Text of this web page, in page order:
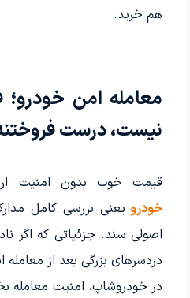
هم خرید.
معامله امن
نیست، درست
قیمت خوب بدون امنیت
خودرو یعنی بررسی کامل
اصولی سند. جزئیاتی که اگر
دردسرهای بزرگی بعد از معامله
در خودروشاپ، امنیت معامله